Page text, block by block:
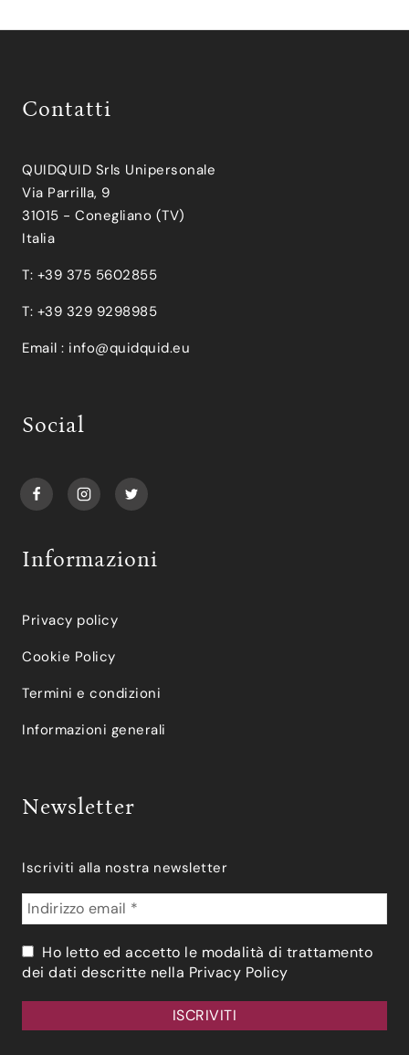
Contatti
QUIDQUID Srls Unipersonale
Via Parrilla, 9
31015 - Conegliano (TV)
Italia
T: +39 375 5602855
T: +39 329 9298985
Email : info@quidquid.eu
Social
Informazioni
Privacy policy
Cookie Policy
Termini e condizioni
Informazioni generali
Newsletter
Iscriviti alla nostra newsletter
Ho letto ed accetto le modalità di trattamento
dei dati descritte nella Privacy Policy